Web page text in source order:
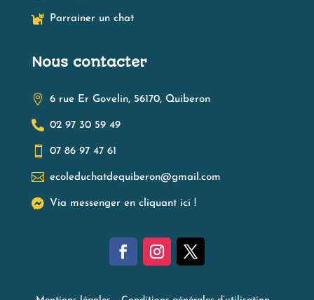
 Parrainer un chat
Nous contacter
 6 rue Er Govelin, 56170, Quiberon
 02 97 30 59 49
 07 86 97 47 61
 ecoleduchatdequiberon@gmail.com
 Via messenger en cliquant ici !